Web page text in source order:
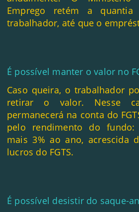
Emprego retém a quantia
trabalhador, até que o
É possível manter o valor no
Caso queira, o trabalhador
retirar o valor. Nesse
permanecerá na conta do
pelo rendimento do fundo:
mais 3% ao ano, acrescida
lucros do FGTS.
É possível desistir do saque-